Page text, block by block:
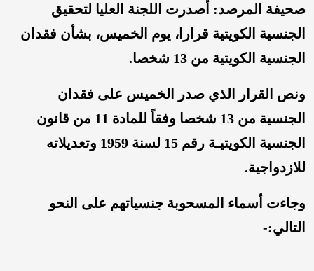
صحيفة المرصد: أصدرت اللجنة العليا لتحقيق
الجنسية الكويتية قرارا، يوم الخميس، بشأن فقدان
الجنسية الكويتية من 13 شخصا.
ونص القرار الذي صدر الخميس على فقدان
الجنسية من 13 شخصا وفقاً للمادة 11 من قانون
الجنسية الكويتيـة رقم 15 لسنة 1959 وتعديلاته
للازدواجية.
وجاءت أسماء المسحوبة جنسياتهم على النحو
التالي:-